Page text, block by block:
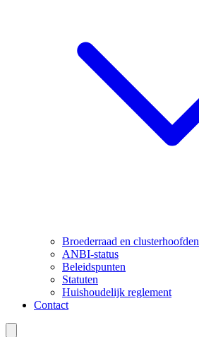
Broederraad en clusterhoofden
ANBI-status
Beleidspunten
Statuten
Huishoudelijk reglement
Contact